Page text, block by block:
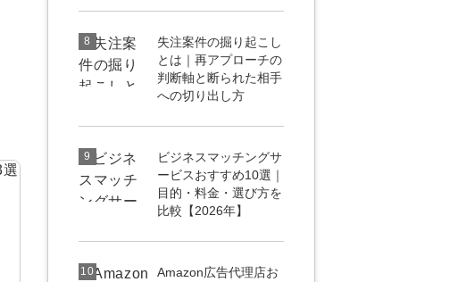
8
失注案件の掘り起こし
とは｜再アプローチの
判断軸と断られた相手
への切り出し方
9
ビジネスマッチングサ
ービスおすすめ10選｜
目的・料金・選び方を
比較【2026年】
10
Amazon広告代理店お